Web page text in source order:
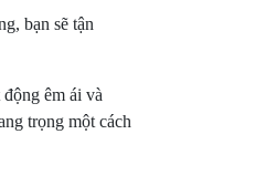
bạn sẽ tận
êm ái và
trọng một cách